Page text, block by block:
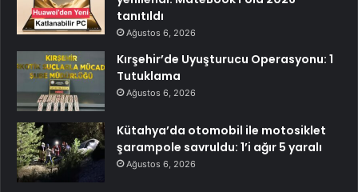
tanıtıldı
Ağustos 6, 2026
Kırşehir’de Uyuşturucu Operasyonu: 1
Tutuklama
Ağustos 6, 2026
Kütahya’da otomobil ile motosiklet
şarampole savruldu: 1’i ağır 5 yaralı
Ağustos 6, 2026